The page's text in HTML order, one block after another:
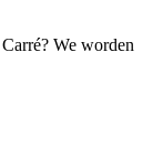
We worden